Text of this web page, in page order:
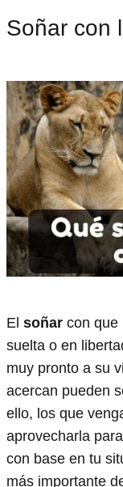
Soñar con
El soñar con que
suelta o en
muy pronto a su
acercan pueden
ello, los que
aprovecharla
con base en tu
más importante